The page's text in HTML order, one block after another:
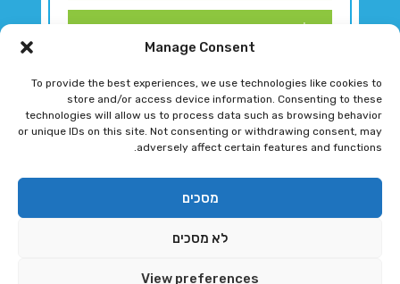
Manage Consent
To provide the best experiences, we use technologies like cookies to
store and/or access device information. Consenting to these
technologies will allow us to process data such as browsing behavior
or unique IDs on this site. Not consenting or withdrawing consent, may
adversely affect certain features and functions.
מסכים
לא מסכים
View preferences